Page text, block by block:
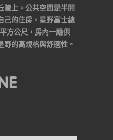
陵上。公共空間是半開
己的住房。星野富士總
方公尺，房內一應俱
野的高規格與舒適性。